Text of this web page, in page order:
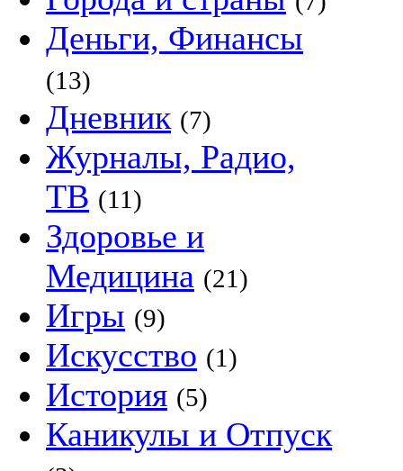
Деньги, Финансы
(13)
Дневник (7)
Журналы, Радио,
ТВ (11)
Здоровье и
Медицина (21)
Игры (9)
Искусство (1)
История (5)
Каникулы и Отпуск